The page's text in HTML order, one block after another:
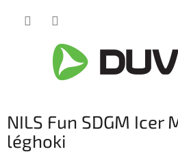
NILS Fun SDGM
léghoki